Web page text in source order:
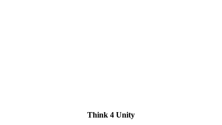
Think 4 Unity